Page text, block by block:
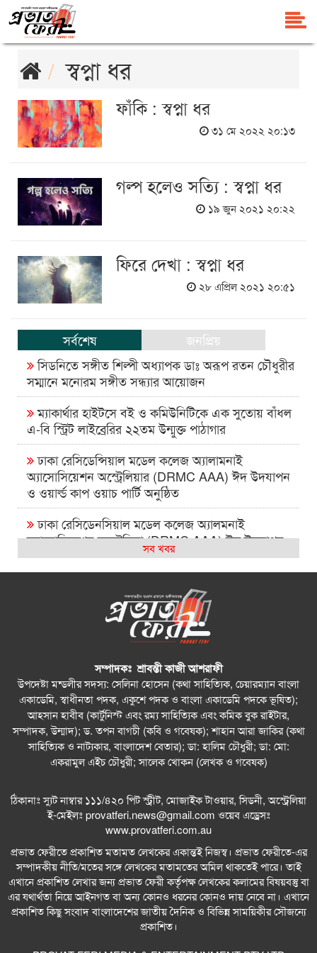
স্বপ্না ধর
ফাঁকি : স্বপ্না ধর
৩১ মে ২০২২ ২০:১৩
গল্প হলেও সত্যি : স্বপ্না ধর
১৯ জুন ২০২১ ২০:২২
ফিরে দেখা : স্বপ্না ধর
২৮ এপ্রিল ২০২১ ২০:৫১
সর্বশেষ
জনপ্রিয়
সিডনিতে সঙ্গীত শিল্পী অধ্যাপক ডাঃ অরূপ রতন চৌধুরীর
সম্মানে মনোরম সঙ্গীত সন্ধ্যার আয়োজন
ম্যাকার্থার হাইটসে বই ও কমিউনিটিকে এক সুতোয় বাঁধল
এ-বি স্ট্রিট লাইব্রেরির ২২তম উন্মুক্ত পাঠাগার
ঢাকা রেসিডেন্সিয়াল মডেল কলেজ অ্যালামনাই
অ্যাসোসিয়েশন অস্ট্রেলিয়ার (DRMC AAA) ঈদ উদযাপন
ও ওয়ার্ল্ড কাপ ওয়াচ পার্টি অনুষ্ঠিত
ঢাকা রেসিডেনসিয়াল মডেল কলেজ অ্যালমনাই
অ্যাসোসিয়েশন অস্ট্রেলিয়া (DRMC AAA) ঈদ উদযাপন
এবং বিশ্বকাপ ম্যাচ দেখার আসর ২০২৬
সিআরপি পরিদর্শনে অস্ট্রেলিয়াপ্রবাসী কামাল পাশা,
প্রতিবন্ধী সেবায় দুই দেশের মধ্যে সহযোগিতা বাড়ানোর ওপর
বহুসাংস্কৃতিক ঐক্যের বার্তা দিল
আমার কিছু কষ্ট আছে : শাহান আরা জাকির পারুল
সিডনিতে রেজওয়ানা চৌধুরী বন্যার কনসার্ট—
রবীন্দ্রজয়ন্তীতে সুর, সংস্কৃতি ও আবেগের এক অনন্য সন্ধ্যা
সম্মাননা পেলেন নাইম আবদুল্লাহ
সিডনিতে জাহাঙ্গীরনগর বিশ্ববিদ্যালয় অ্যালামনাইদের
বর্ণাঢ্য বাংলা নববর্ষ উদ্‌যাপন
সিডনির রিজেস হোটেলে জাঁকজমকপূর্ণ আয়োজনে অনুষ্ঠিত
হলো DRMC AAA–এর লঞ্চিং অনুষ্ঠান
তুষার কন্যা: তাহমিনা আকতার পাতা
সব খবর
সম্পাদকঃ শ্রাবন্তী কাজী আশরাফী
উপদেষ্টা মন্ডলীর সদস্য: সেলিনা হোসেন (কথা সাহিত্যিক, চেয়ারম্যান বাংলা
একাডেমি, স্বাধীনতা পদক, একুশে পদক ও বাংলা একাডেমি পদকে ভূষিত);
আহসান হাবীব (কার্টুনিস্ট এবং রম্য সাহিত্যিক এবং কমিক বুক রাইটার,
সম্পাদক, উন্মাদ); ড. তপন বাগচী (কবি ও গবেষক); শাহান আরা জাকির (কথা
সাহিত্যিক ও নাট্যকার, বাংলাদেশ বেতার); ডা: হালিম চৌধুরী; ডা: মো:
একরামুল এইচ চৌধুরী; সালেক খোকন (লেখক ও গবেষক)
ঠিকানাঃ স্যুট নাম্বার ১১১/৪২০ পিট স্ট্রীট, মোজাইক টাওয়ার, সিডনী, অস্ট্রেলিয়া
ই-মেইলঃprovatferi.news@gmail.com ওয়েব এড্রেসঃ
www.provatferi.com.au
প্রভাত ফেরীতে প্রকাশিত মতামত লেখকের একান্তই নিজস্ব। প্রভাত ফেরীতে-এর
সম্পাদকীয় নীতি/মতের সঙ্গে লেখকের মতামতের অমিল থাকতেই পারে। তাই
এখানে প্রকাশিত লেখার জন্য প্রভাত ফেরী কর্তৃপক্ষ লেখকের কলামের বিষয়বস্তু বা
এর যথার্থতা নিয়ে আইনগত বা অন্য কোনও ধরনের কোনও দায় নেবে না। এখানে
প্রকাশিত কিছু সংবাদ বাংলাদেশের জাতীয় দৈনিক ও বিভিন্ন সাময়িকীর সৌজন্যে
প্রকাশিত।